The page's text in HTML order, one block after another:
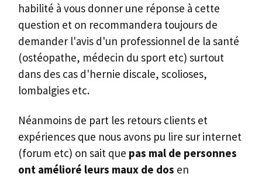
habilité à vous donner une réponse à cette
question et on recommandera toujours de
demander l'avis d'un professionnel de la santé
(ostéopathe, médecin du sport etc) surtout
dans des cas d'hernie discale, scolioses,
lombalgies etc.
Néanmoins de part les retours clients et
expériences que nous avons pu lire sur internet
(forum etc) on sait que pas mal de personnes
ont amélioré leurs maux de dos en